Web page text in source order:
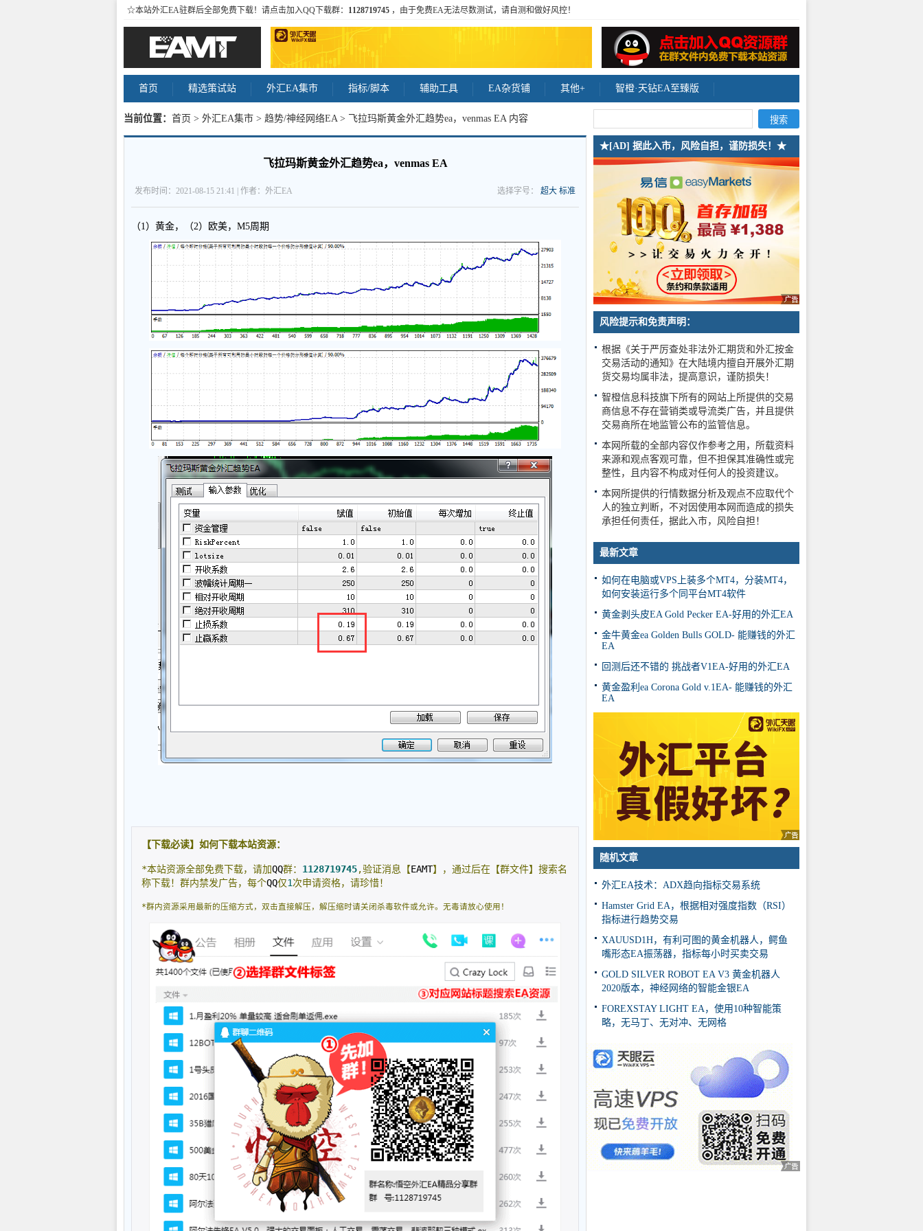
☆本站外汇EA驻群后全部免费下载！请点击加入QQ下载群： 1128719745 ，由于免费EA无法尽数测试，请自测和做好风控！
首页 精选策试站 外汇EA集市 指标/脚本 辅助工具 EA杂货铺 其他+ 智橙·天钻EA至臻版
当前位置： 首页 > 外汇EA集市 > 趋势/神经网络EA> 飞拉玛斯黄金外汇趋势ea，venmas EA 内容
飞拉玛斯黄金外汇趋势ea，venmas EA
选择字号： 超大 标准
发布时间：2021-08-15 21:41 | 作者：外汇EA
（1）黄金，（2）欧美，M5周期
【下载必读】如何下载本站资源：
*本站资源全部免费下载，请加QQ群： 1128719745,验证消息【EAMT】，通过后在【群文件】搜索名
称下载！群内禁发广告，每个QQ仅1次申请资格，请珍惜！
*群内资源采用最新的压缩方式，双击直接解压，解压缩时请关闭杀毒软件或允许。无毒请放心使用！
★[AD] 据此入市，风险自担，谨防损失！★
风险提示和免责声明：
根据《关于严厉查处非法外汇期货和外汇按金
交易活动的通知》在大陆境内擅自开展外汇期
货交易均属非法，提高意识，谨防损失！
智橙信息科技旗下所有的网站上所提供的交易
商信息不存在营销类或导流类广告，并且提供
交易商所在地监管公布的监管信息。
本网所载的全部内容仅作参考之用，所载资料
来源和观点客观可靠，但不担保其准确性或完
整性，且内容不构成对任何人的投资建议。
本网所提供的行情数据分析及观点不应取代个
人的独立判断，不对因使用本网而造成的损失
承担任何责任，据此入市，风险自担！
最新文章
如何在电脑或VPS上装多个MT4，分装MT4，
如何安装运行多个同平台MT4软件
黄金剥头皮EA Gold Pecker EA-好用的外汇EA
金牛黄金ea Golden Bulls GOLD- 能赚钱的外汇
EA
回测后还不错的 挑战者V1EA-好用的外汇EA
黄金盈利ea Corona Gold v.1EA- 能赚钱的外汇
EA
随机文章
外汇EA技术：ADX趋向指标交易系统
Hamster Grid EA，根据相对强度指数（RSI）
指标进行趋势交易
XAUUSD1H，有利可图的黄金机器人，鳄鱼
嘴形态EA振荡器，指标每小时买卖交易
GOLD SILVER ROBOT EA V3 黄金机器人
2020版本，神经网络的智能金银EA
FOREXSTAY LIGHT EA，使用10种智能策
略，无马丁、无对冲、无网格